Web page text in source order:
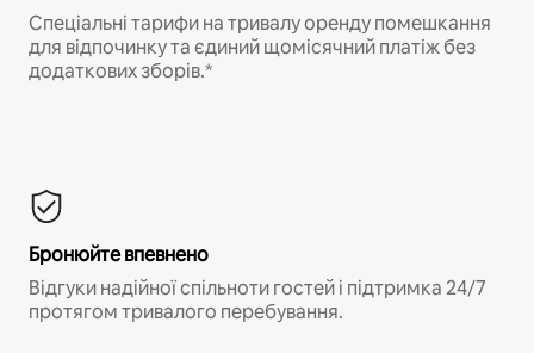
Спеціальні тарифи на тривалу оренду помешкання
для відпочинку та єдиний щомісячний платіж без
додаткових зборів.*
Бронюйте впевнено
Відгуки надійної спільноти гостей і підтримка 24/7
протягом тривалого перебування.